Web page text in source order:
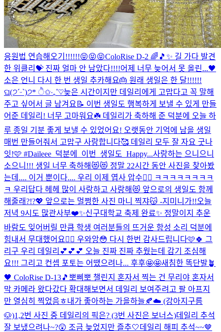
응원법 연습해오기!!!!!!😝😝😝ColoRise D-2 🌈🎵✨ 길 가다 발견
한 위클리💝 진짜 얼마 안 남았다!!!!어제 너무 늦어서 못 올린...🖤
소은 언니 다시 한 번 생일 추카해요🎂 원래 생일은 한 달!!!!!!
ଘ(੭ˊᵕˋ)੭* ੈ✩‧₊˚♡늦은 시간이지만 데일리에게 고맙다고 꼭 말해
주고 싶어서 글 남겨요📝 이번 생일도 행복하게 보낼 수 있게 만들
어준 데일리! 너무 고마워요☘️ 데일리가 축하해 준 덕분에 오늘 하
루 종일 기분 좋게 보낼 수 있었어요! 오랫동안 기억에 남을 생일
매번 만들어줘서 고맙구 사랑합니다🥰 데일리 모두 잘 자요 굿나
잇!🩷 #Daileee_덕분에_이번_생일도_Happy...사랑하는 으니으니
소으니!!! 생일 너무 축하해😻😻 정말 22시간 동안 사진을 찾아봤
는데.... 이거 뿐이다.... 우리 이제 엽사 압수🤦‍♀️ ㅋㅋㅋㅋㅋㅋㅋㅋ
ㅋ 우리답다 헤헤 많이 사랑하고 사랑해😻 앞으로의 생일도 함께
해줄래?!?💖 앞으로는 멀쩡한 사진 마니 찍쟈😽 -지미니가!!오늘
저녁 9시도 많관사부❤️✨신구대학교 축제 완료✨ 정말이지 추운
바람도 잊어버릴 만큼 학생 여러분들의 뜨거운 함성 소리 덕분에
힘내서 무대했어요❤️‍🔥 우와앙😳 다시 한번 감사드립니다🩷🍀 그
리구 우리 데일리💕💕💕 오늘 진짜 진짜 추웠는데 감기 조심해
요!!! 그리고 컨셉 포토는 어땠으려나... 후후🤩🤩새침한 똑단발🪴
🖤 ColoRise D-13🎵 뽀삐뽀 챌린지 혼자서 찍는 건 무리야 혼자서
막 카메라 왔다갔다 확대해보면서 데일리 보여주려고 팔 아프지
만 열심히 찍었음ㅎ내가 좋아하는 가을하늘🍂☁️ (강아지구름
🐶)1,2번 사진 중 데일리의 픽은? (3번 사진은 보너스)데일리 추석
잘 보냈으려나~?😲 조금 늦었지만 즐추🤍데일리 해피 추석~~🤎